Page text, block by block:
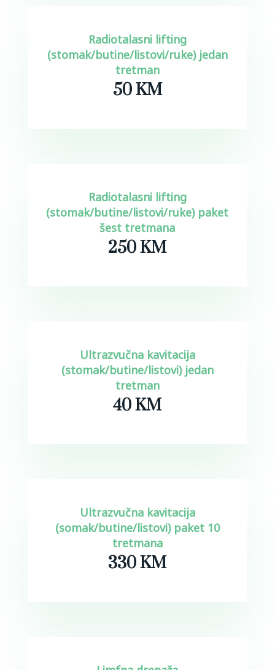
Radiotalasni lifting
(stomak/butine/listovi/ruke) jedan
tretman
50 KM
Radiotalasni lifting
(stomak/butine/listovi/ruke) paket
šest tretmana
250 KM
Ultrazvučna kavitacija
(stomak/butine/listovi) jedan
tretman
40 KM
Ultrazvučna kavitacija
(somak/butine/listovi) paket 10
tretmana
330 KM